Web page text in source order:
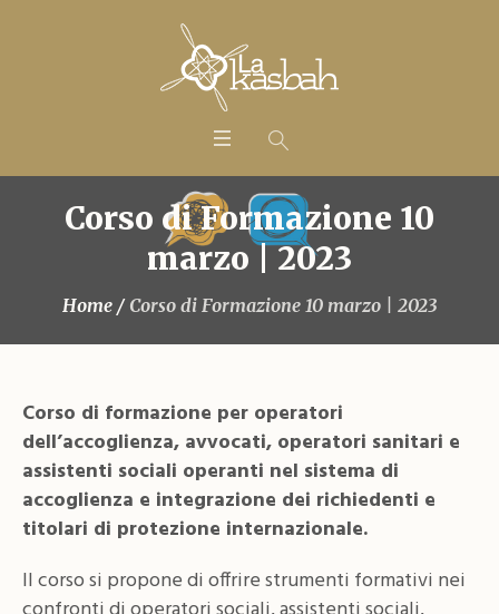
Corso di Formazione 10
marzo | 2023
Home / Corso di Formazione 10 marzo | 2023
Corso di formazione per operatori
dell’accoglienza, avvocati, operatori sanitari e
assistenti sociali operanti nel sistema di
accoglienza e integrazione dei richiedenti e
titolari di protezione internazionale.
Il corso si propone di offrire strumenti formativi nei